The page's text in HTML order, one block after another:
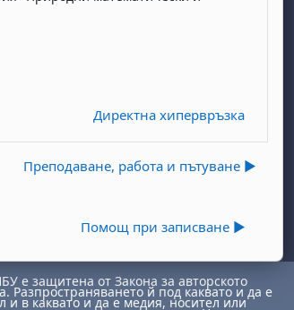
Директна хипервръзка
Преподаване, работа и пътуване ▶︎
Помощ при записване ▶︎
е защитена от Закона за авторското
Разпространяването й под каквато и да е
и в каквато и да е медия, носител или